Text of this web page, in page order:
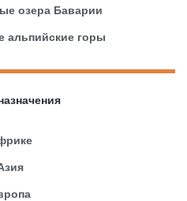
озера Баварии
альпийские горы